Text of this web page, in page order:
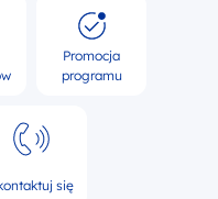
Promocja
programu
się